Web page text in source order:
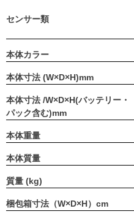
センサー類
本体カラー
本体寸法 (W×D×H)mm
本体寸法 /W×D×H(バッテリー・
パック含む)mm
本体重量
本体質量
質量 (kg)
梱包箱寸法（W×D×H）cm